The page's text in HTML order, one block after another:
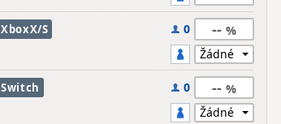
XboxX/S 0 --
Switch 0 --